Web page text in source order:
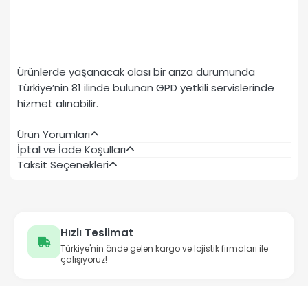
Ürünlerde yaşanacak olası bir arıza durumunda
Türkiye’nin 81 ilinde bulunan GPD yetkili servislerinde
hizmet alınabilir.
Ürün Yorumları
İptal ve İade Koşulları
Taksit Seçenekleri
Hızlı Teslimat
Türkiye'nin önde gelen kargo ve lojistik firmaları ile
çalışıyoruz!